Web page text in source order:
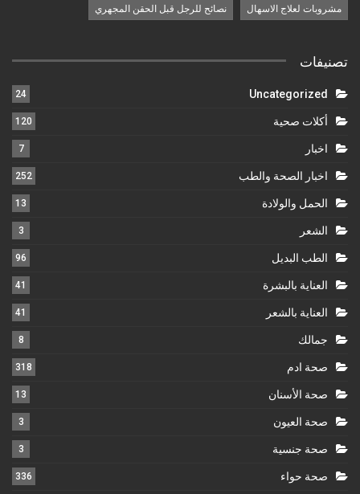
مشروبات لعلاج الاسهال نصائح للرجل قبل الحقن المجهري
تصنيفات
Uncategorized
24
أكلات صحية 120
اخبار 7
اخبار الصحة والطب 252
الحمل والولادة 13
الشعر 3
الطب البديل 96
العناية بالبشرة 41
العناية بالشعر 41
جمالك 8
صحة ادم 318
صحة الأسنان 13
صحة العيون 3
صحة جنسية 3
صحة حواء 336